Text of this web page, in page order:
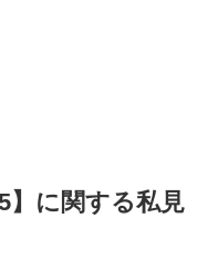
】に関する私見